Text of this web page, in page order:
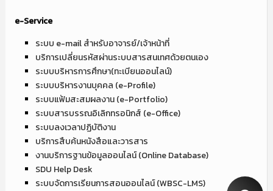
e-Service
ระบบ e-mail สำหรับอาจารย์/เจ้าหน้าที่
บริการเปลี่ยนรหัสผ่านระบบสารสนเทศด้วยตนเอง
ระบบบริหารการศึกษา(ทะเบียนออนไลน์)
ระบบบริหารงานบุคคล (e-Profile)
ระบบแฟ้มสะสมผลงาน (e-Portfolio)
ระบบสารบรรณอิเลิกทรอนิกส์ (e-Office)
ระบบลงเวลาปฏิบัติงาน
บริการสืบค้นหนังสือและวารสาร
งานบริการฐานข้อมูลออนไลน์ (Online Database)
SDU Help Desk
ระบบจัดการเรียนการสอนออนไลน์ (WBSC-LMS)